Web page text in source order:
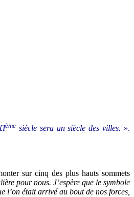
èmesiècle sera un siècle des villes. ».
sur cinq des plus hauts sommets
pour nous. J’espère que le symbole
l’on était arrivé au bout de nos forces,